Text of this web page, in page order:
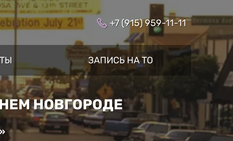
+7 (915) 959-11-11
ЗАПИСЬ НА ТО
НОВГОРОДЕ